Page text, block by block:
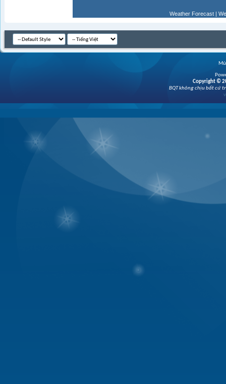
Weather Forecast |
Copyright ©
BQT không chịu bất cứ